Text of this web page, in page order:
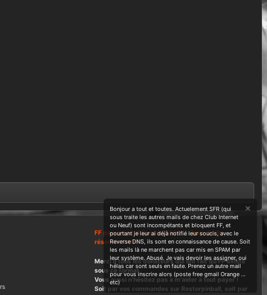
FF powered ! © Depuis 2004 ....Tous droits
réservés Wdes
Merci à tous les donateurs qui ont fait qu'FF existe
sous ce format.
Vous aussi n'hésitez pas à m'aider à tout payer !
Soit par vos commandes sur Restorpinball, soit par
Bonjour a tout et toutes. Actuelement SFR (qui
sous traite les autres mails de chez Club Internet
ou Neuf) sont incompétants et bloquent FF, et
pourtant je leur ai déjà notifié leur soucis, avec le
Reverse DNS, ils sont en connaissance de cause. Soit
les mails là ne marchent pas car mis en SPAM par
leur système. Abusé. Je vais devoir les assigner, oui
hélas car sont seuls en faute. Prenez un autre mail
pour vous inscrire alors (poste free gmail Orange ...
etc)